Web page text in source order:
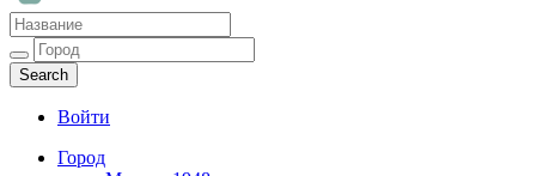
Фитнес инфо
Лучшие фитнес клубы города
Войти
Город